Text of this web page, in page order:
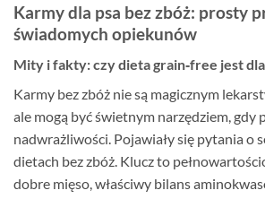
Karmy dla psa bez zbóż: prosty
świadomych opiekunów
Mity i fakty: czy dieta grain‑free jest
Karmy bez zbóż nie są magicznym
ale mogą być świetnym narzędziem, gdy
nadwrażliwości. Pojawiały się pytania o
dietach bez zbóż. Klucz to
dobre mięso, właściwy bilans